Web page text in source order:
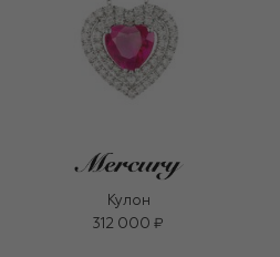
Кулон
312 000 ₽